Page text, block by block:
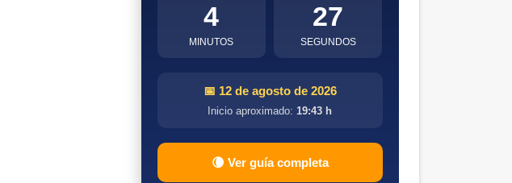
4
MINUTOS
26
SEGUNDOS
📅 12 de agosto de 2026
Inicio aproximado:19:43 h
🌘 Ver guía completa